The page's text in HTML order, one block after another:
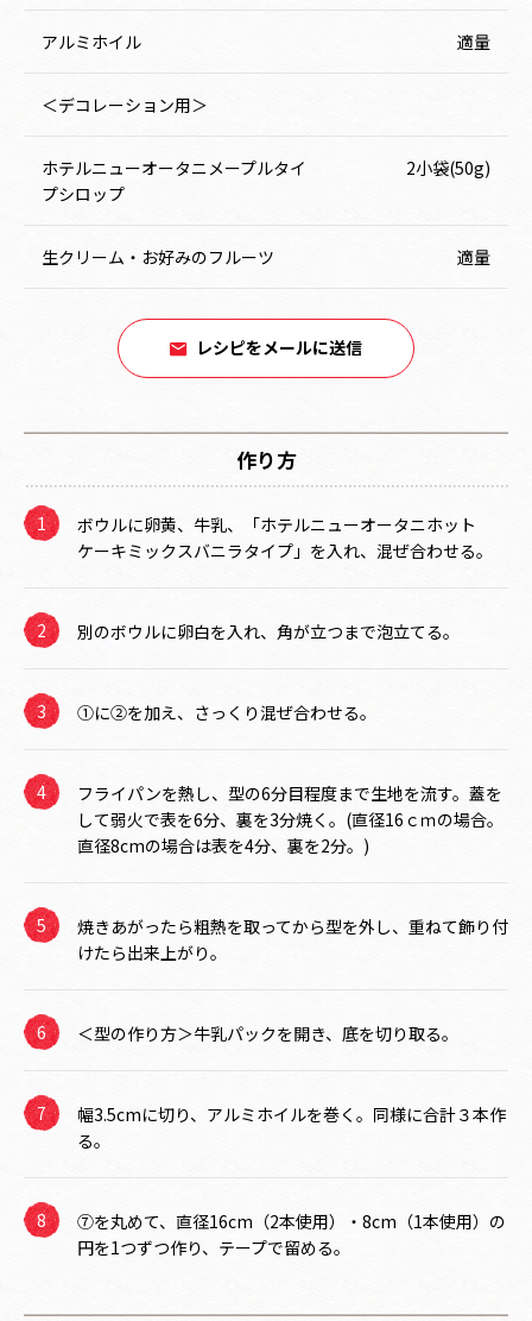
アルミホイル 適量
＜デコレーション用＞
ホテルニューオータニメープルタイ
プシロップ
2小袋(50g)
生クリーム・お好みのフルーツ 適量
レシピをメールに送信
作り方
ボウルに卵黄、牛乳、「ホテルニューオータニホット
ケーキミックスバニラタイプ」を入れ、混ぜ合わせる。
別のボウルに卵白を入れ、角が立つまで泡立てる。
①に②を加え、さっくり混ぜ合わせる。
フライパンを熱し、型の6分目程度まで生地を流す。蓋を
して弱火で表を6分、裏を3分焼く。(直径16ｃｍの場合。
直径8cmの場合は表を4分、裏を2分。)
焼きあがったら粗熱を取ってから型を外し、重ねて飾り付
けたら出来上がり。
＜型の作り方＞牛乳パックを開き、底を切り取る。
幅3.5cmに切り、アルミホイルを巻く。同様に合計３本作
る。
⑦を丸めて、直径16cm（2本使用）・8cm（1本使用）の
円を1つずつ作り、テープで留める。